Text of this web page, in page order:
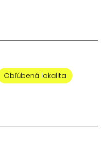
Obľúbená lokalita